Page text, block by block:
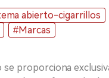
abierto-cigarrillos
#Marcas
se proporciona